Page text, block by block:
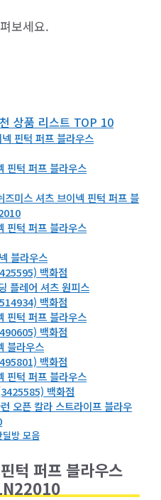
보세요.
상품 리스트 TOP 10
핀턱 퍼프 블라우스
핀턱 퍼프 블라우스
즈미스 셔츠 브이넥 핀턱 퍼프 블
핀턱 퍼프 블라우스
블라우스
백화점
플레어 셔츠 원피스
백화점
핀턱 퍼프 블라우스
백화점
블라우스
백화점
핀턱 퍼프 블라우스
백화점
오픈 칼라 스트라이프 블라우
방 모음
턱 퍼프 블라우스